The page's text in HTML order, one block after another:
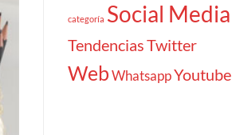
categoría Social Media
TendenciasTwitter
WebWhatsappYoutube